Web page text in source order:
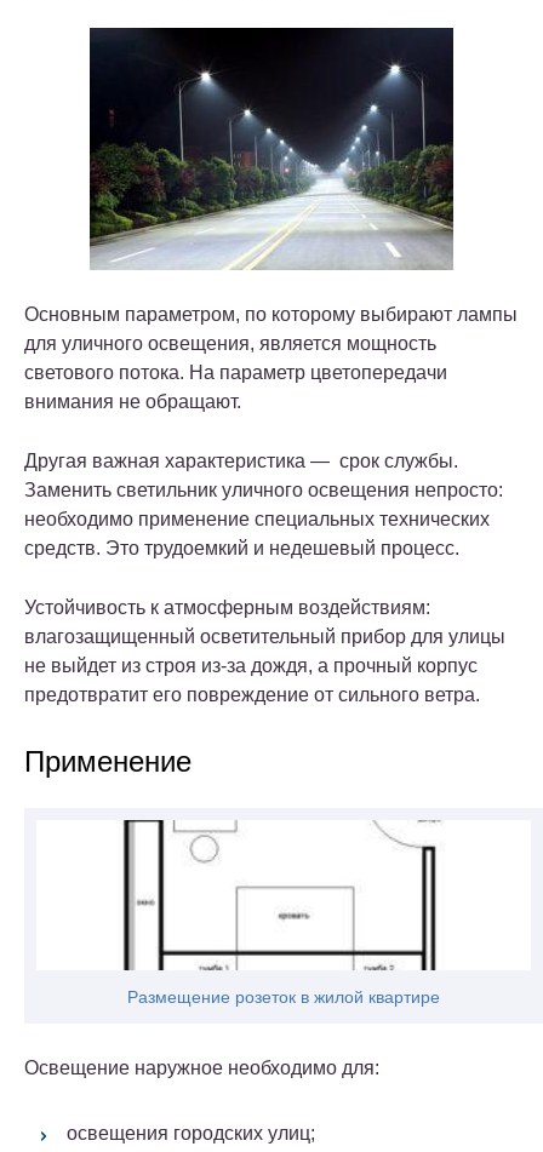
Основным параметром, по которому выбирают лампы
для уличного освещения, является мощность
светового потока. На параметр цветопередачи
внимания не обращают.
Другая важная характеристика — срок службы.
Заменить светильник уличного освещения непросто:
необходимо применение специальных технических
средств. Это трудоемкий и недешевый процесс.
Устойчивость к атмосферным воздействиям:
влагозащищенный осветительный прибор для улицы
не выйдет из строя из-за дождя, а прочный корпус
предотвратит его повреждение от сильного ветра.
Применение
Размещение розеток в жилой квартире
Освещение наружное необходимо для:
освещения городских улиц;